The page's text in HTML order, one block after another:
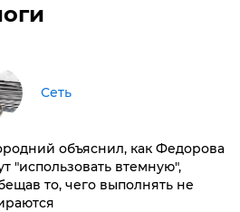
Сеть
объяснил, как Федорова
"использовать втемную",
то, чего выполнять не